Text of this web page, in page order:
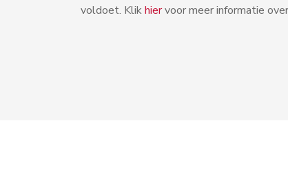
voldoet. Klikhiervoor meer informatie